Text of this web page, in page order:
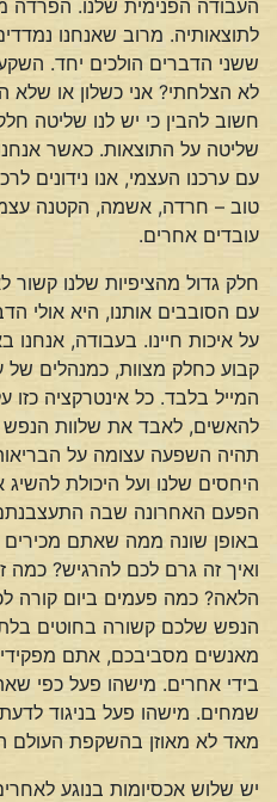
העבודה הפנימית שלנו. הפרדה
לתוצאותיה. מרוב שאנחנו
ששני הדברים הולכים יחד.
לא הצלחתי? אני כשלון או שלא
חשוב להבין כי יש לנו שליטה
שליטה על התוצאות. כאשר
עם ערכנו העצמי, אנו נידונים
טוב – חרדה, אשמה, הקטנה
עובדים אחרים.
חלק גדול מהציפיות שלנו קשור
עם הסובבים אותנו, היא אולי
על איכות חיינו. בעבודה,
קבוע כחלק מצוות, כמנהלים של
המייל בלבד. כל אינטרקציה כזו
להאשים, לאבד את שלוות הנפש
תהיה השפעה עצומה על
היחסים שלנו ועל היכולת
הפעם האחרונה שבה
באופן שונה ממה שאתם
ואיך זה גרם לכם להרגיש?
הלאה? כמה פעמים ביום קורה
הנפש שלכם קשורה בחוטים
מאנשים מסביבכם, אתם
בידי אחרים. מישהו פעל כפי
שמחים. מישהו פעל בניגוד
מאד לא מאוזן בהשקפת העולם
יש שלוש אכסיומות בנוגע